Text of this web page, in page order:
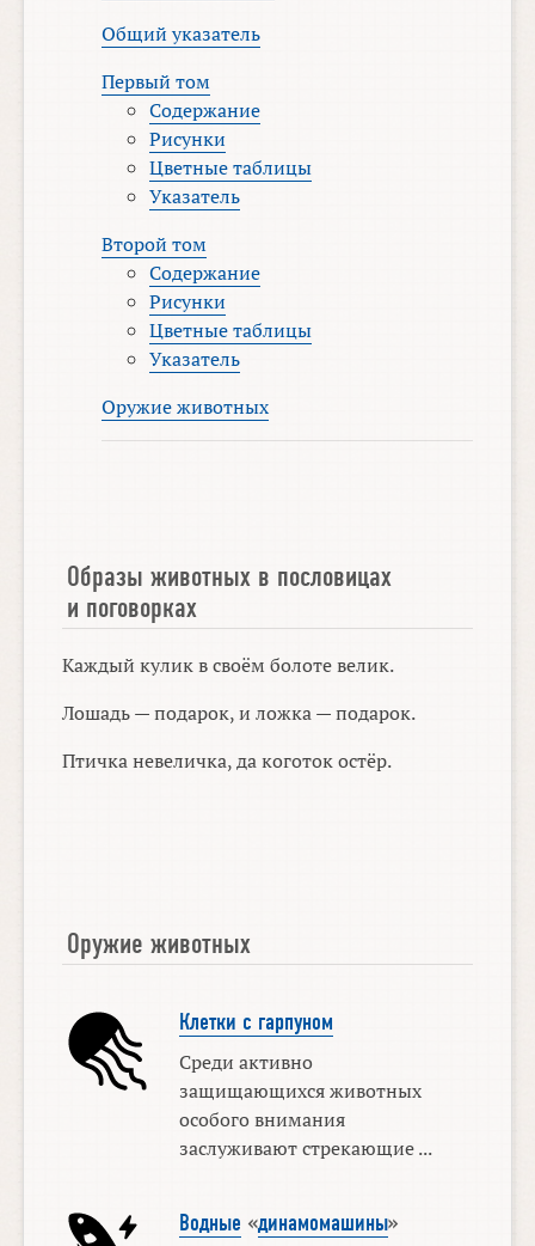
Общий указатель
Первый том
Содержание
Рисунки
Цветные таблицы
Указатель
Второй том
Содержание
Рисунки
Цветные таблицы
Указатель
Оружие животных
Образы животных в пословицах
и поговорках
Каждый кулик в своём болоте велик.
Лошадь — подарок, и ложка — подарок.
Птичка невеличка, да коготок остёр.
Оружие животных
Клетки с гарпуном
Среди активно
защищающихся животных
особого внимания
заслуживают стрекающие ...
Водные «динамомашины»